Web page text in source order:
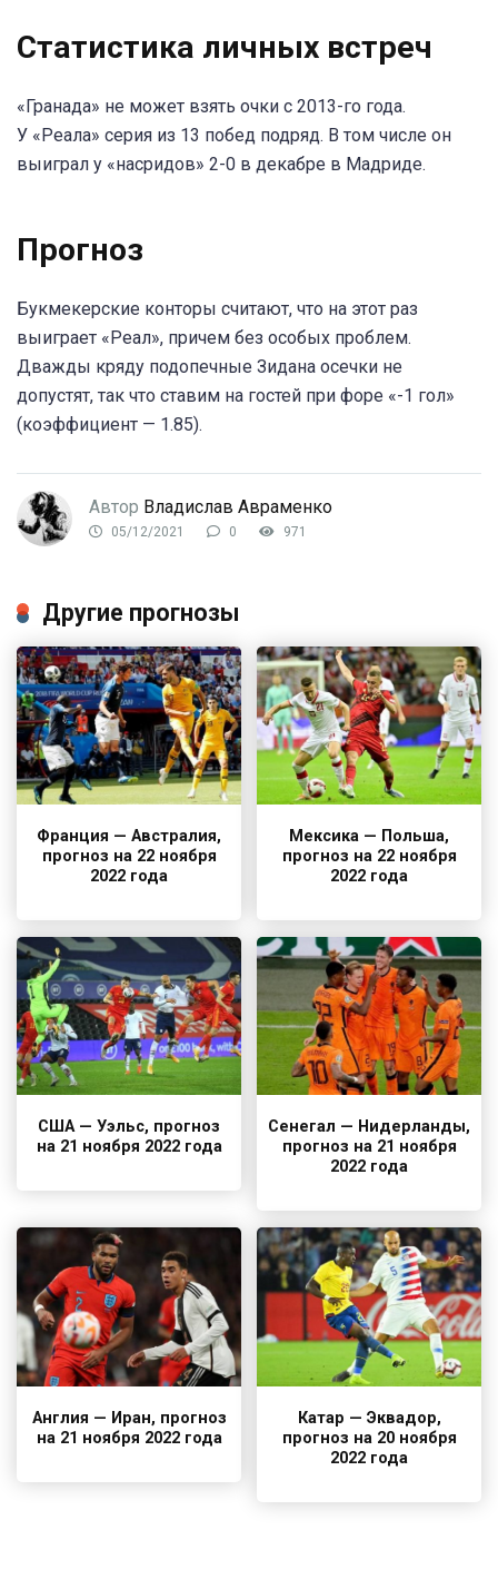
Статистика личных встреч
«Гранада» не может взять очки с 2013-го года.
У «Реала» серия из 13 побед подряд. В том числе он
выиграл у «насридов» 2-0 в декабре в Мадриде.
Прогноз
Букмекерские конторы считают, что на этот раз
выиграет «Реал», причем без особых проблем.
Дважды кряду подопечные Зидана осечки не
допустят, так что ставим на гостей при форе «-1 гол»
(коэффициент — 1.85).
Автор Владислав Авраменко
05/12/2021 0 971
Другие прогнозы
Франция — Австралия,
прогноз на 22 ноября
2022 года
Мексика — Польша,
прогноз на 22 ноября
2022 года
США — Уэльс, прогноз
на 21 ноября 2022 года
Сенегал — Нидерланды,
прогноз на 21 ноября
2022 года
Англия — Иран, прогноз
на 21 ноября 2022 года
Катар — Эквадор,
прогноз на 20 ноября
2022 года